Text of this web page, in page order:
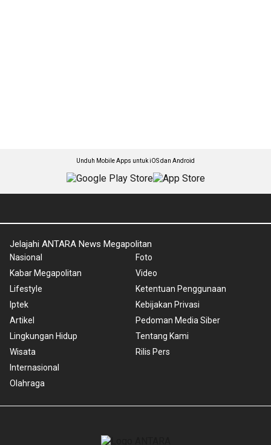
Unduh Mobile Apps untuk iOS dan Android
Jelajahi ANTARA News Megapolitan
Nasional
Kabar Megapolitan
Lifestyle
Iptek
Artikel
Lingkungan Hidup
Wisata
Internasional
Olahraga
Foto
Video
Ketentuan Penggunaan
Kebijakan Privasi
Pedoman Media Siber
Tentang Kami
Rilis Pers